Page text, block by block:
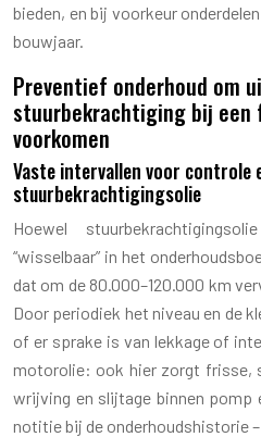
bieden, en bij voorkeur
bouwjaar.
Preventief onderhoud om
stuurbekrachtiging bij
voorkomen
Vaste intervallen voor controle
stuurbekrachtigingsolie
Hoewel
“wisselbaar” in het
dat om de 80.000–120.000 km
Door periodiek het niveau en de
of er sprake is van lekkage of
motorolie: ook hier zorgt frisse,
wrijving en slijtage binnen pomp
notitie bij de onderhoudshistorie